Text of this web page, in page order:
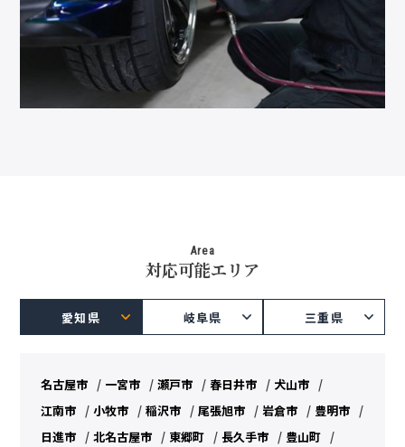
Area
対応可能エリア
愛知県 岐阜県 三重県
名古屋市 一宮市 瀬戸市 春日井市
犬山市
江南市
小牧市 稲沢市 尾張旭市 岩倉市
豊明市
日進市
北名古屋市 東郷町 長久手市
豊山町